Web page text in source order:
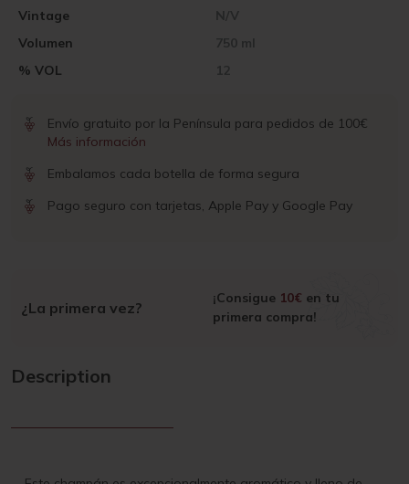
Vintage N/V
Volumen 750 ml
% VOL 12
Envío gratuito por la Península para pedidos de 100€
Más información
Embalamos cada botella de forma segura
Pago seguro con tarjetas, Apple Pay y Google Pay
¿La primera vez?
¡Consigue 10€ en tu
primera compra!
Description